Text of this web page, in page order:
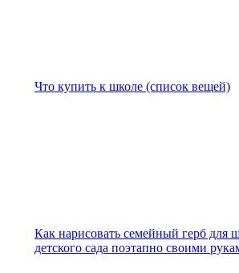
Что купить к школе (список вещей)
Как нарисовать семейный герб для
детского сада поэтапно своими